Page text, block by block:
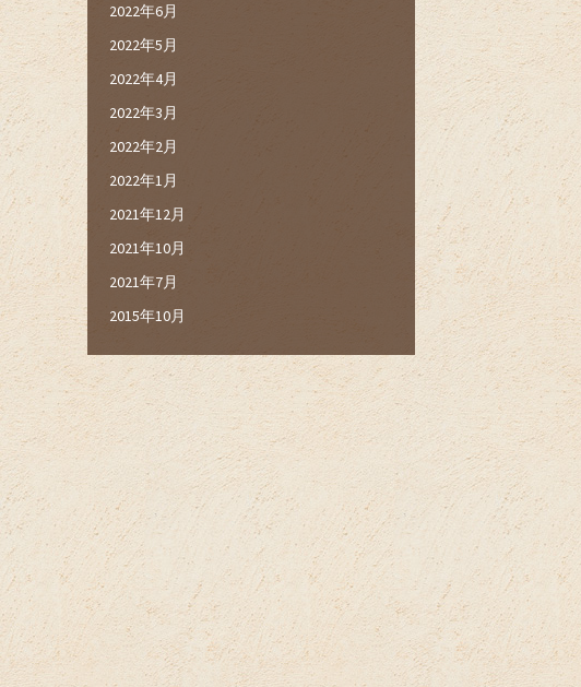
2022年6月
2022年5月
2022年4月
2022年3月
2022年2月
2022年1月
2021年12月
2021年10月
2021年7月
2015年10月